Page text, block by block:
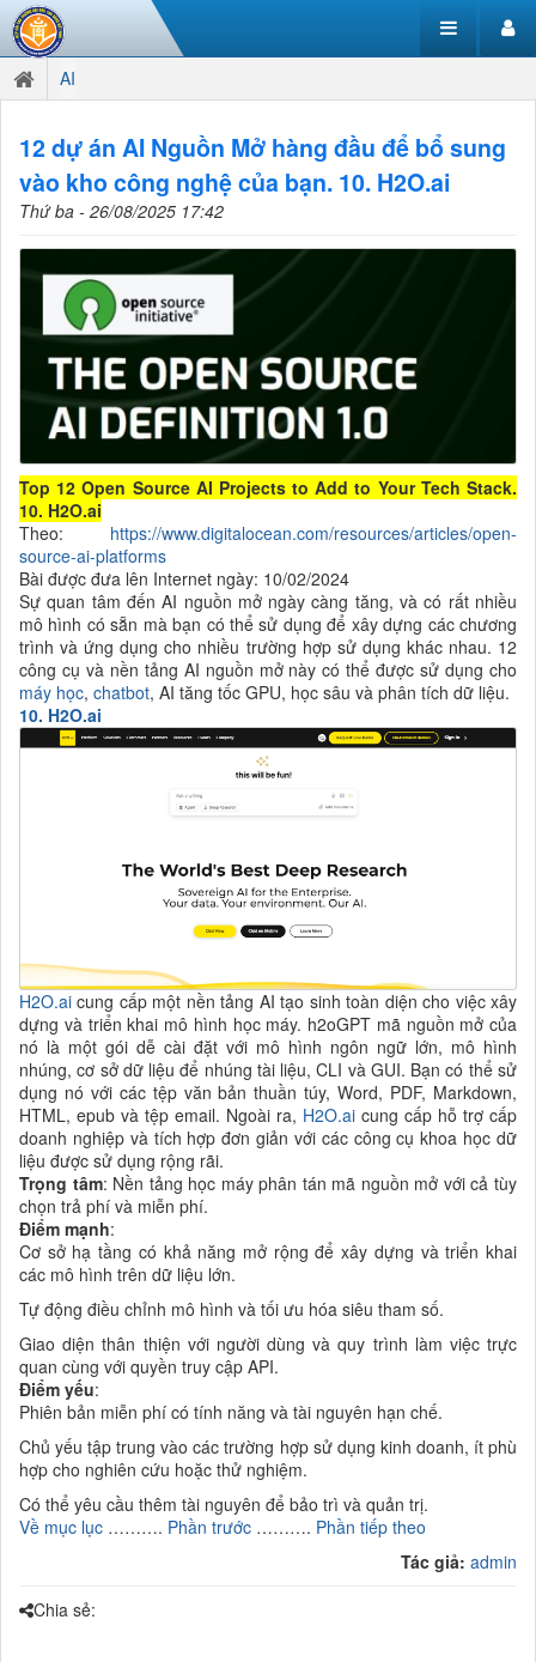
AI
12 dự án AI Nguồn Mở hàng đầu để bổ sung
vào kho công nghệ của bạn. 10. H2O.ai
Thứ ba - 26/08/2025 17:42
Top 12 Open Source AI Projects to Add to Your Tech Stack.
10. H2O.ai
Theo: https://www.digitalocean.com/resources/articles/open-
source-ai-platforms
Bài được đưa lên Internet ngày: 10/02/2024
Sự quan tâm đến AI nguồn mở ngày càng tăng, và có rất nhiều
mô hình có sẵn mà bạn có thể sử dụng để xây dựng các chương
trình và ứng dụng cho nhiều trường hợp sử dụng khác nhau. 12
công cụ và nền tảng AI nguồn mở này có thể được sử dụng cho
máy học, chatbot, AI tăng tốc GPU, học sâu và phân tích dữ liệu.
10. H2O.ai
H2O.ai cung cấp một nền tảng AI tạo sinh toàn diện cho việc xây
dựng và triển khai mô hình học máy. h2oGPT mã nguồn mở của
nó là một gói dễ cài đặt với mô hình ngôn ngữ lớn, mô hình
nhúng, cơ sở dữ liệu để nhúng tài liệu, CLI và GUI. Bạn có thể sử
dụng nó với các tệp văn bản thuần túy, Word, PDF, Markdown,
HTML, epub và tệp email. Ngoài ra, H2O.ai cung cấp hỗ trợ cấp
doanh nghiệp và tích hợp đơn giản với các công cụ khoa học dữ
liệu được sử dụng rộng rãi.
Trọng tâm: Nền tảng học máy phân tán mã nguồn mở với cả tùy
chọn trả phí và miễn phí.
Điểm mạnh:
Cơ sở hạ tầng có khả năng mở rộng để xây dựng và triển khai
các mô hình trên dữ liệu lớn.
Tự động điều chỉnh mô hình và tối ưu hóa siêu tham số.
Giao diện thân thiện với người dùng và quy trình làm việc trực
quan cùng với quyền truy cập API.
Điểm yếu:
Phiên bản miễn phí có tính năng và tài nguyên hạn chế.
Chủ yếu tập trung vào các trường hợp sử dụng kinh doanh, ít phù
hợp cho nghiên cứu hoặc thử nghiệm.
Có thể yêu cầu thêm tài nguyên để bảo trì và quản trị.
Về mục lục ………. Phần trước ………. Phần tiếp theo
Tác giả: admin
Chia sẻ: